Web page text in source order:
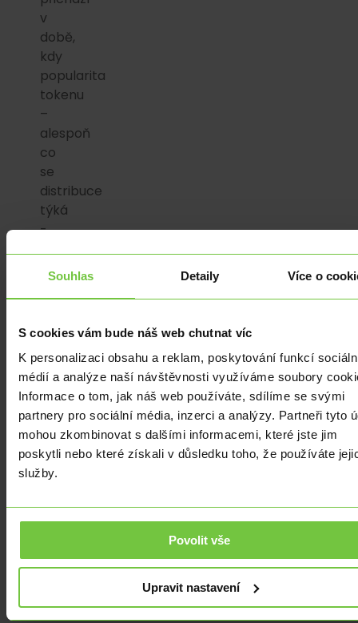
Souhlas Detaily Více o
S cookies vám bude náš web chutnat víc
K personalizaci obsahu a reklam, poskytování funkcí
médií a analýze naší návštěvnosti využíváme soubory
Informace o tom, jak náš web používáte, sdílíme se svými
partnery pro sociální média, inzerci a analýzy. Partneři tyto
mohou zkombinovat s dalšími informacemi, které jste jim
poskytli nebo které získali v důsledku toho, že používáte
služby.
Povolit vše
Upravit nastavení
v
době,
kdy
popularita
tokenu
–
alespoň
co
se
distribuce
týká
-
roste.
že
má
mezi
300
a
500
"orbů"
společnosti
svém
momentálně